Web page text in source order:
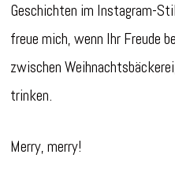
Geschichten im Instagram-
freue mich, wenn Ihr Freude
zwischen
trinken.
Merry, merry!